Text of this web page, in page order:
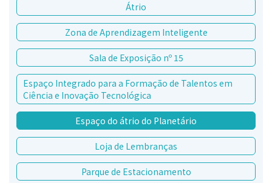
Átrio
Zona de Aprendizagem Inteligente
Sala de Exposição nº 15
Espaço Integrado para a Formação de Talentos em
Ciência e Inovação Tecnológica
Espaço do átrio do Planetário
Loja de Lembranças
Parque de Estacionamento